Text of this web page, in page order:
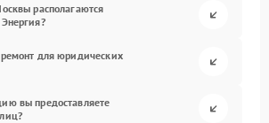
располагаются
для юридических
вы предоставляете